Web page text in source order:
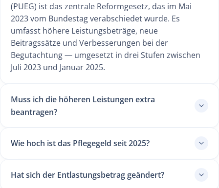
(PUEG) ist das zentrale Reformgesetz, das im Mai
2023 vom Bundestag verabschiedet wurde. Es
umfasst höhere Leistungsbeträge, neue
Beitragssätze und Verbesserungen bei der
Begutachtung — umgesetzt in drei Stufen zwischen
Juli 2023 und Januar 2025.
Muss ich die höheren Leistungen extra
beantragen?
Wie hoch ist das Pflegegeld seit 2025?
Hat sich der Entlastungsbetrag geändert?